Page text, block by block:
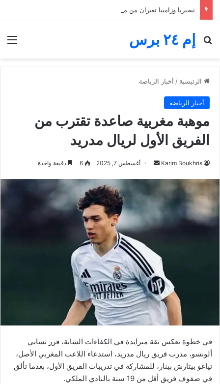
إم ٢٤ برس
بحث عن
الرئيسية / أخبار الرياضة
أخبار الرياضة
موهبة مغربية صاعدة تقترب من
الفريق الأول لريال مدريد
Karim Boukhris
أرسل أغسطس 7, 2025 6 دقيقة واحدة
في خطوة تعكس ثقة متزايدة في الكفاءات الشابة، قرر تشابي
ألونسو، مدرب فريق ريال مدريد، استدعاء اللاعب المغربي الأصل،
تياغو بيتارش بينار، للمشاركة في تدريبات الفريق الأول، بعدما تألق
في صفوف فريق أقل من 19 سنة بالنادي الملكي.